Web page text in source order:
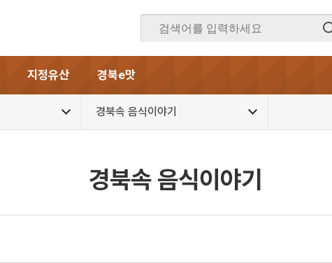
지정유산 경북e맛
경북속 음식이야기
경북속 음식이야기